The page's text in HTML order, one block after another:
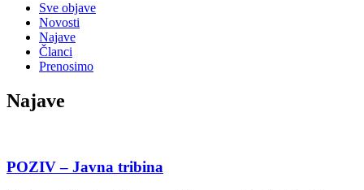
Sve objave
Novosti
Najave
Članci
Prenosimo
Najave
POZIV – Javna tribina